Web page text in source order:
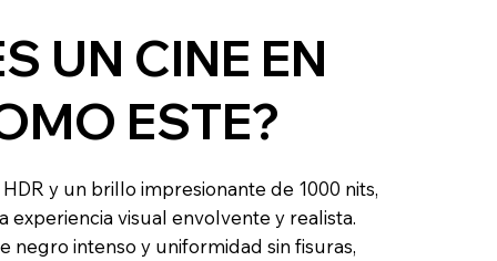
UN CINE EN
ESTE?
y un brillo impresionante de 1000 nits,
experiencia visual envolvente y realista.
negro intenso y uniformidad sin fisuras,